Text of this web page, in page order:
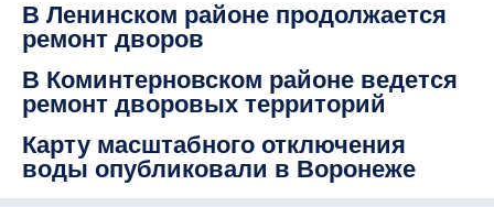
В Ленинском районе продолжается
ремонт дворов
В Коминтерновском районе ведется
ремонт дворовых территорий
Карту масштабного отключения
воды опубликовали в Воронеже